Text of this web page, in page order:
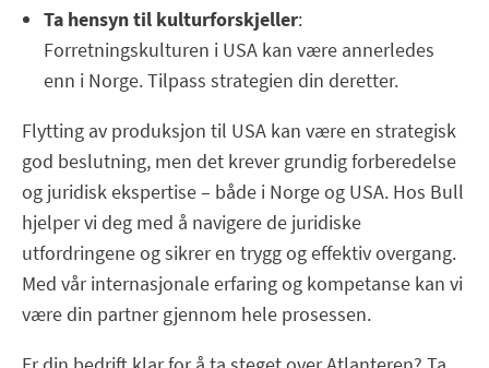
Ta hensyn til kulturforskjeller:
Forretningskulturen i USA kan være annerledes
enn i Norge. Tilpass strategien din deretter.
Flytting av produksjon til USA kan være en strategisk
god beslutning, men det krever grundig forberedelse
og juridisk ekspertise – både i Norge og USA. Hos Bull
hjelper vi deg med å navigere de juridiske
utfordringene og sikrer en trygg og effektiv overgang.
Med vår internasjonale erfaring og kompetanse kan vi
være din partner gjennom hele prosessen.